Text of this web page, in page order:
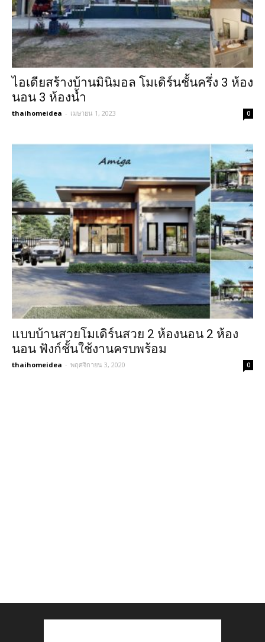
ไอเดียสร้างบ้านมินิมอล โมเดิร์นชั้นครึ่ง 3 ห้อง
นอน 3 ห้องน้ำ
thaihomeidea - เมษายน 1, 2023 0
แบบบ้านสวยโมเดิร์นสวย 2 ห้องนอน 2 ห้อง
นอน ฟังก์ชั้นใช้งานครบพร้อม
thaihomeidea - พฤศจิกายน 3, 2020 0